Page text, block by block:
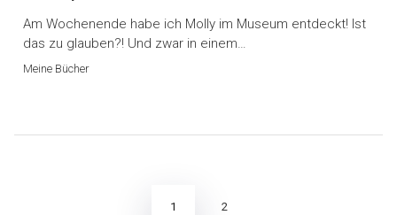
Am Wochenende habe ich Molly im Museum entdeckt! Ist
das zu glauben?! Und zwar in einem…
Meine Bücher
1 2